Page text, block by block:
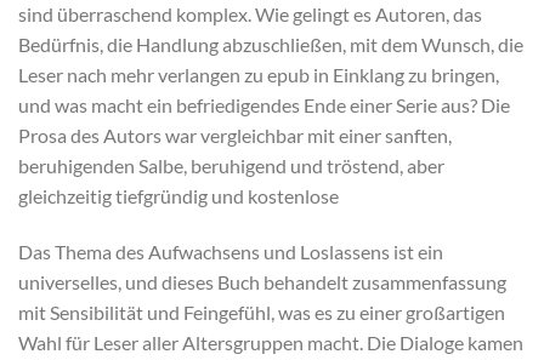
sind überraschend komplex. Wie gelingt es Autoren, das
Bedürfnis, die Handlung abzuschließen, mit dem Wunsch, die
Leser nach mehr verlangen zu epub in Einklang zu bringen,
und was macht ein befriedigendes Ende einer Serie aus? Die
Prosa des Autors war vergleichbar mit einer sanften,
beruhigenden Salbe, beruhigend und tröstend, aber
gleichzeitig tiefgründig und kostenlose
Das Thema des Aufwachsens und Loslassens ist ein
universelles, und dieses Buch behandelt zusammenfassung
mit Sensibilität und Feingefühl, was es zu einer großartigen
Wahl für Leser aller Altersgruppen macht. Die Dialoge kamen